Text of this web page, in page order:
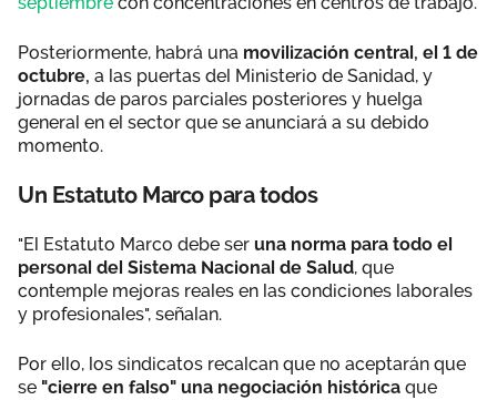
Posteriormente, habrá una movilización central, el 1 de
octubre, a las puertas del Ministerio de Sanidad, y
jornadas de paros parciales posteriores y huelga
general en el sector que se anunciará a su debido
momento.
Un Estatuto Marco para todos
"El Estatuto Marco debe ser una norma para todo el
personal del Sistema Nacional de Salud, que
contemple mejoras reales en las condiciones laborales
y profesionales", señalan.
Por ello, los sindicatos recalcan que no aceptarán que
se "cierre en falso" una negociación histórica que